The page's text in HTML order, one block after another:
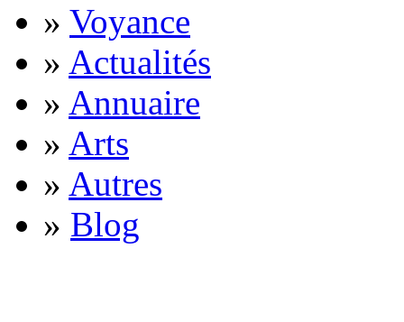
» Voyance
» Actualités
» Annuaire
» Arts
» Autres
» Blog